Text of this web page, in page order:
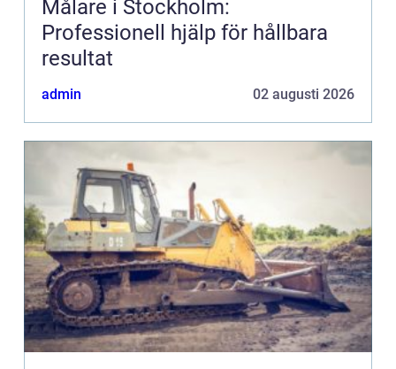
Målare i Stockholm:
Professionell hjälp för hållbara
resultat
admin 02 augusti 2026